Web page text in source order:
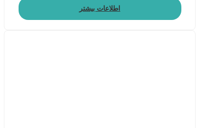
اطلاعات بیشتر